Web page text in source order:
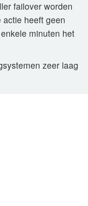
failover worden
heeft geen
minuten het
zeer laag